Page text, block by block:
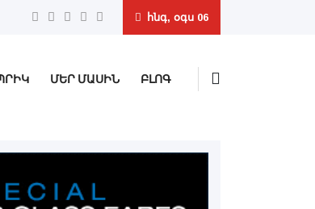
հնգ, օգս 06
ՄԵՐ ՄԱՍԻՆ
ԲԼՈԳ